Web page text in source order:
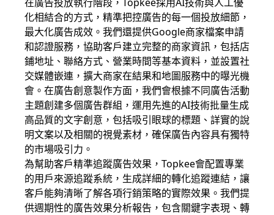
化相結合的方式，精準把控廣告的每一個投放細節，
最大化廣告成效。我們還提供Google商家檔案申請
和認證服務，協助客戶建立完整的商家資訊，包括店
鋪地址、聯絡方式、營業時間等基本資料，並設置社
交媒體嵌連，擴大商家在結果和地圖服務中的曝光機
會。在廣告創意製作方面，我們會根據不同廣告活動
主題創建多個廣告群組，運用先進的AI技術批量生成
高品質的文字創意，包括吸引眼球的標題、詳實的說
明文案以及相關的視覺素材，確保廣告內容具有獨特
的市場吸引力。
為幫助客戶精準追蹤廣告效果，Topkee會配置專業
的用戶來源追蹤系統，生成詳細的轉化追蹤連結，讓
客戶能夠清晰了解各項行銷策略的實際效果。我們提
供週期性的廣告效果分析報告，包含關鍵字表現、轉